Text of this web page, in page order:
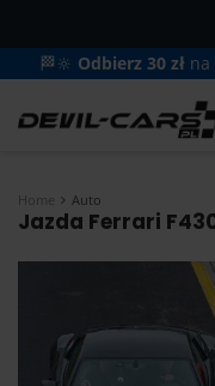
🏁🔆 Odbierz 30 zł na
Home Auto
Jazda Ferrari